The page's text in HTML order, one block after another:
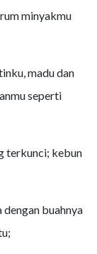
minyakmu
madu dan
seperti
terkunci; kebun
dengan buahnya